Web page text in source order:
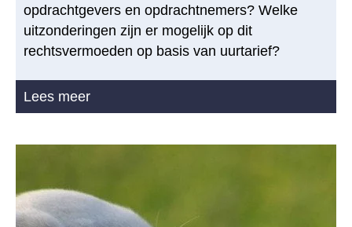
opdrachtgevers en opdrachtnemers? Welke
uitzonderingen zijn er mogelijk op dit
rechtsvermoeden op basis van uurtarief?
Lees meer